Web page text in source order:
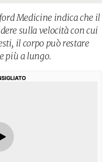
Medicine indica che il
sulla velocità con cui
il corpo può restare
più a lungo.